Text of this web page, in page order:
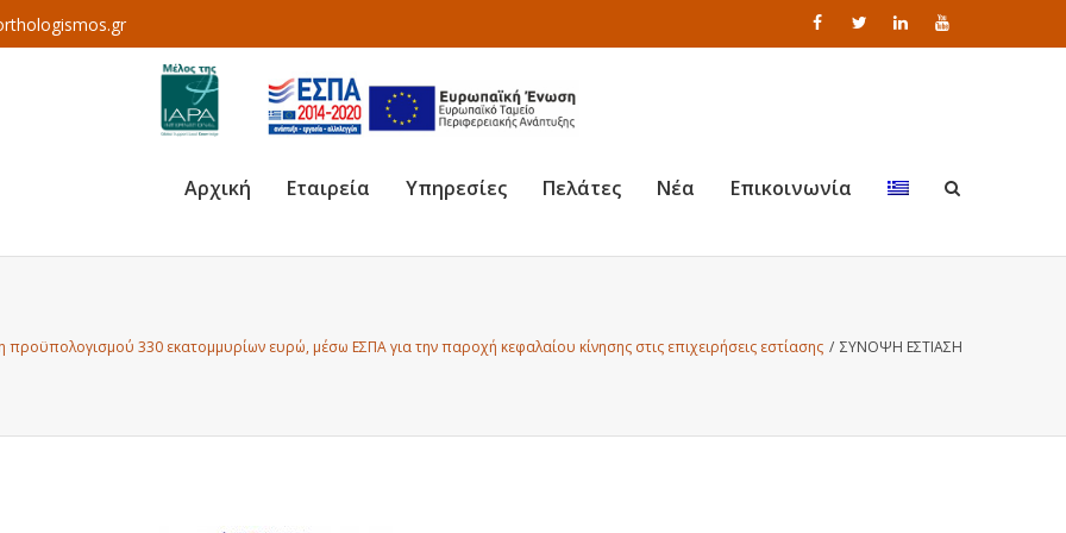
Αρχική Εταιρεία Υπηρεσίες Πελάτες Νέα Επικοινωνία
προϋπολογισμού 330 εκατομμυρίων ευρώ, μέσω ΕΣΠΑ για την παροχή κεφαλαίου κίνησης στις επιχειρήσεις εστίασης / ΣΥΝΟΨΗ ΕΣΤΙΑΣΗ